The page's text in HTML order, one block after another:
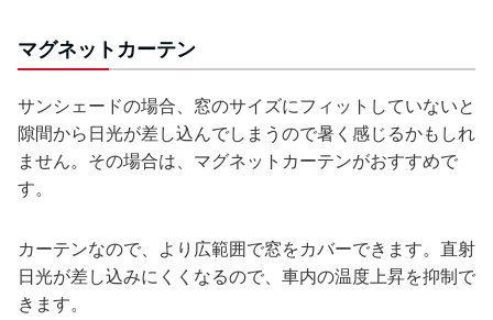
マグネットカーテン
サンシェードの場合、窓のサイズにフィットしていないと
隙間から日光が差し込んでしまうので暑く感じるかもしれ
ません。その場合は、マグネットカーテンがおすすめで
す。
カーテンなので、より広範囲で窓をカバーできます。直射
日光が差し込みにくくなるので、車内の温度上昇を抑制で
きます。